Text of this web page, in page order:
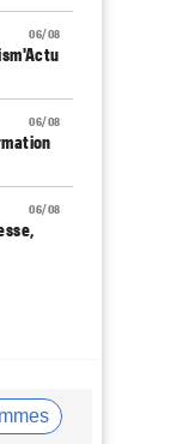
06/08
06/08
06/08